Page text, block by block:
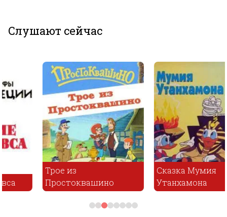
Слушают сейчас
Простоквашино
Сказка Мумия
Утанхамона